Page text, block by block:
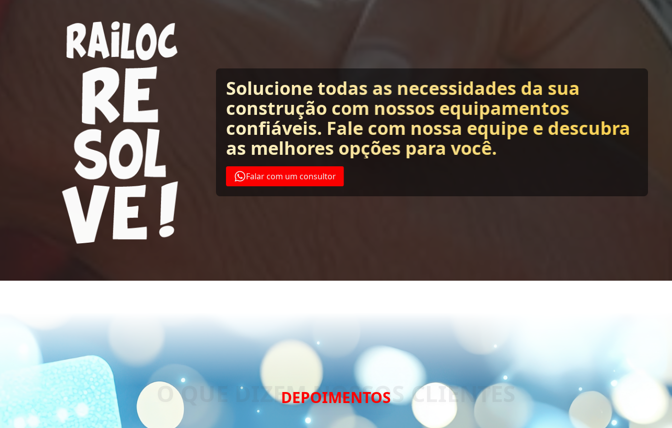
Solucione todas as necessidades da sua
construção com nossos equipamentos
confiáveis. Fale com nossa equipe e descubra
as melhores opções para você.
Falar com um consultor
DEPOIMENTOS